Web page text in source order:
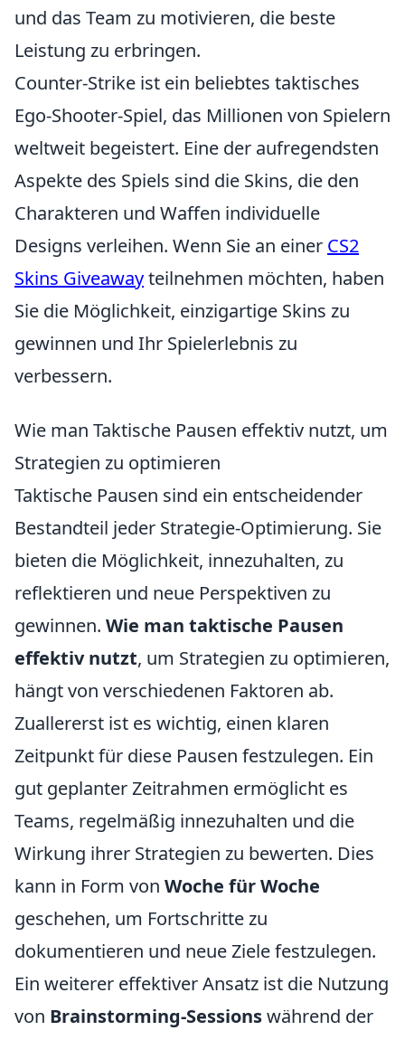
und das Team zu motivieren, die beste
Leistung zu erbringen.
Counter-Strike ist ein beliebtes taktisches
Ego-Shooter-Spiel, das Millionen von Spielern
weltweit begeistert. Eine der aufregendsten
Aspekte des Spiels sind die Skins, die den
Charakteren und Waffen individuelle
Designs verleihen. Wenn Sie an einer CS2
Skins Giveawayteilnehmen möchten, haben
Sie die Möglichkeit, einzigartige Skins zu
gewinnen und Ihr Spielerlebnis zu
verbessern.
Wie man Taktische Pausen effektiv nutzt, um
Strategien zu optimieren
Taktische Pausen sind ein entscheidender
Bestandteil jeder Strategie-Optimierung. Sie
bieten die Möglichkeit, innezuhalten, zu
reflektieren und neue Perspektiven zu
gewinnen. Wie man taktische Pausen
effektiv nutzt, um Strategien zu optimieren,
hängt von verschiedenen Faktoren ab.
Zuallererst ist es wichtig, einen klaren
Zeitpunkt für diese Pausen festzulegen. Ein
gut geplanter Zeitrahmen ermöglicht es
Teams, regelmäßig innezuhalten und die
Wirkung ihrer Strategien zu bewerten. Dies
kann in Form von Woche für Woche
geschehen, um Fortschritte zu
dokumentieren und neue Ziele festzulegen.
Ein weiterer effektiver Ansatz ist die Nutzung
von Brainstorming-Sessionswährend der